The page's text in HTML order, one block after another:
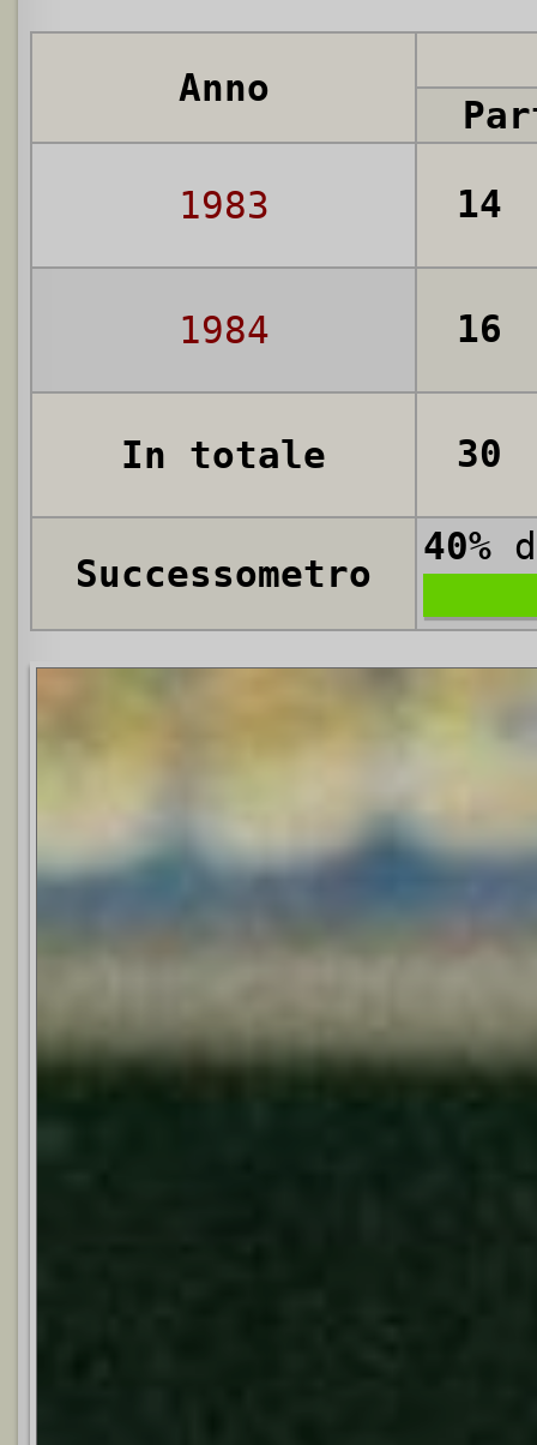
Anno
1983 14
1984 16
In totale 30
Successometro
40%